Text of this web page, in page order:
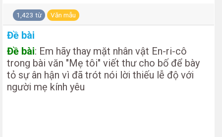
1,423 từ Văn mẫu
Đề bài
Đề bài: Em hãy thay mặt nhân vật En-ri-cô
trong bài văn "Mẹ tôi" viết thư cho bố để bày
tỏ sự ân hận vì đã trót nói lời thiếu lễ độ với
người mẹ kính yêu